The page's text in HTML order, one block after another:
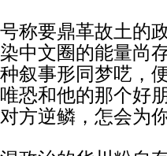
要鼎革故土的
中文圈的能量尚
叙事形同梦呓，
恐和他的那个好
方逆鳞，怎会为